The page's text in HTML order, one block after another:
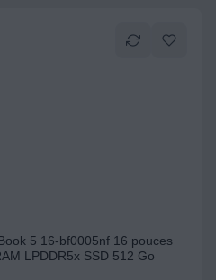
5 16-bf0005nf 16 pouces
LPDDR5x SSD 512 Go